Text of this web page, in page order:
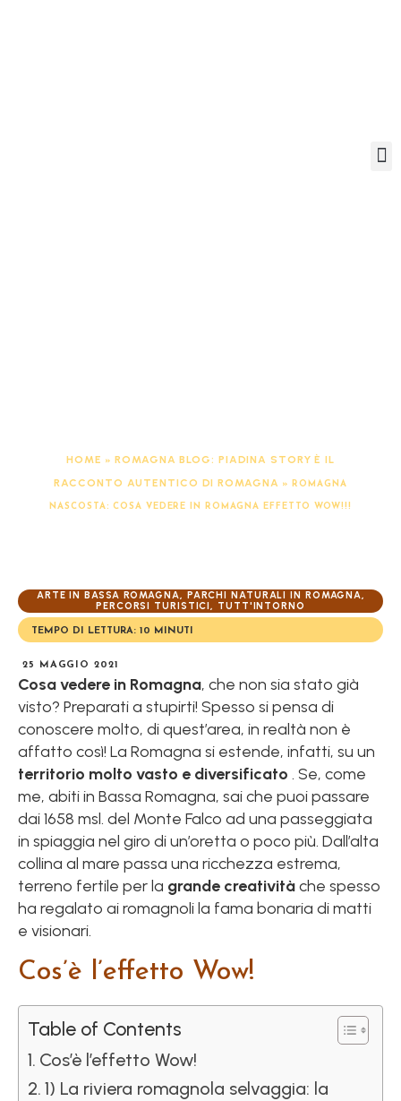
HOME » ROMAGNA BLOG: PIADINA STORY È IL
RACCONTO AUTENTICO DI ROMAGNA » ROMAGNA
NASCOSTA: COSA VEDERE IN ROMAGNA EFFETTO WOW!!!
ARTE IN BASSA ROMAGNA, PARCHI NATURALI IN ROMAGNA,
PERCORSI TURISTICI, TUTT'INTORNO
TEMPO DI LETTURA: 10 MINUTI
25 MAGGIO 2021
Cosa vedere in Romagna, che non sia stato già
visto? Preparati a stupirti! Spesso si pensa di
conoscere molto, di quest’area, in realtà non è
affatto così! La Romagna si estende, infatti, su un
territorio molto vasto e diversificato . Se, come
me, abiti in Bassa Romagna, sai che puoi passare
dai 1658 msl. del Monte Falco ad una passeggiata
in spiaggia nel giro di un’oretta o poco più. Dall’alta
collina al mare passa una ricchezza estrema,
terreno fertile per la grande creativitàche spesso
ha regalato ai romagnoli la fama bonaria di matti
e visionari.
Cos’è l’effetto Wow!
Table of Contents
Cos’è l’effetto Wow!
1) La riviera romagnola selvaggia: la